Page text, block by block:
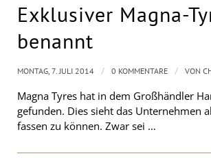
Exklusiver Magna-
benannt
Magna Tyres hat in dem Großhändler
gefunden. Dies sieht das Unternehmen
fassen zu können. Zwar sei …
MONTAG, 7. JULI 2014 / 0 KOMMENTARE / VON